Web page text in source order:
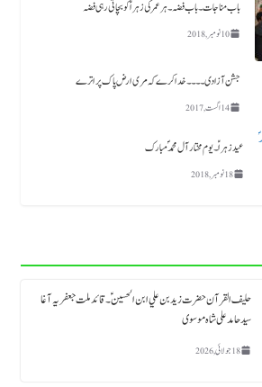
باب مناجات ۔باب فضہ ۔ ہر عمر کی زہرا ؑ کو بچاتی رہی فضہ
10 نومبر, 2018
جشن آزادی ۔۔۔۔خدا کرے کہ مری ارض پاک پر اترے
14 اگست, 2017
عید زہراؑ ۔ یوم مختار آل محمد ؐ مبارک
18 نومبر, 2018
حلیف القرآن حضرت زید بن علي ابن الحسین ؑ ۔قائد ملت جعفریہ آغا
سید حامد علی شاہ موسوی
18 جولائی, 2026